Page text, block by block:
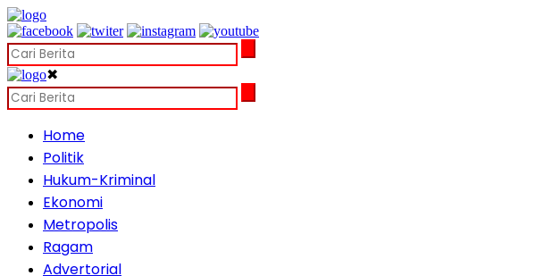
✖
Home
Politik
Hukum-Kriminal
Ekonomi
Metropolis
Ragam
Advertorial